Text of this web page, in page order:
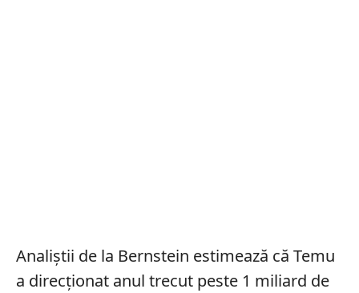
Analiștii de la Bernstein estimează că Temu
a direcționat anul trecut peste 1 miliard de